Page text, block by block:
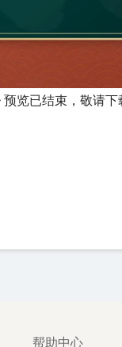
预览已结束，敬请下
帮助中心